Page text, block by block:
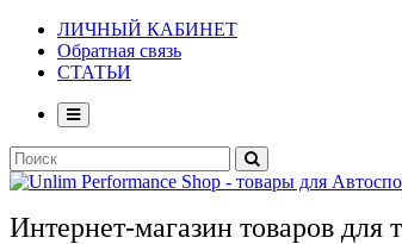
ЛИЧНЫЙ КАБИНЕТ
Обратная связь
СТАТЬИ
Интернет-магазин товаров для